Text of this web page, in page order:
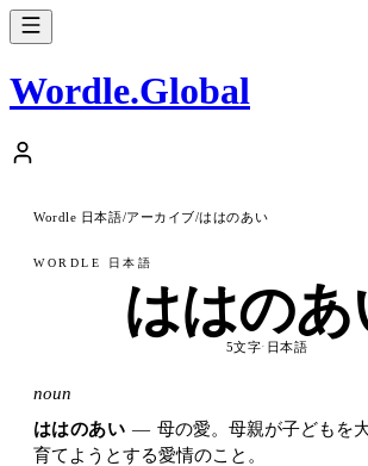
Wordle.Global
Wordle 日本語/アーカイブ/ははのあい
WORDLE 日本語
ははのあ
5文字· 日本語
noun
ははのあい — 母の愛。母親が子どもを
育てようとする愛情のこと。